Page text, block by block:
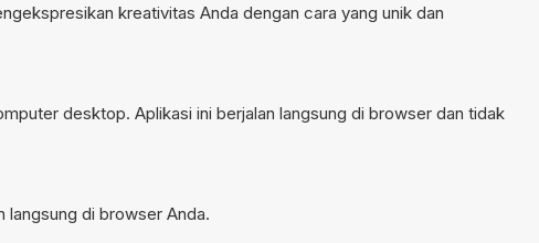
kreativitas Anda dengan cara yang unik dan
desktop. Aplikasi ini berjalan langsung di browser dan tidak
langsung di browser Anda.